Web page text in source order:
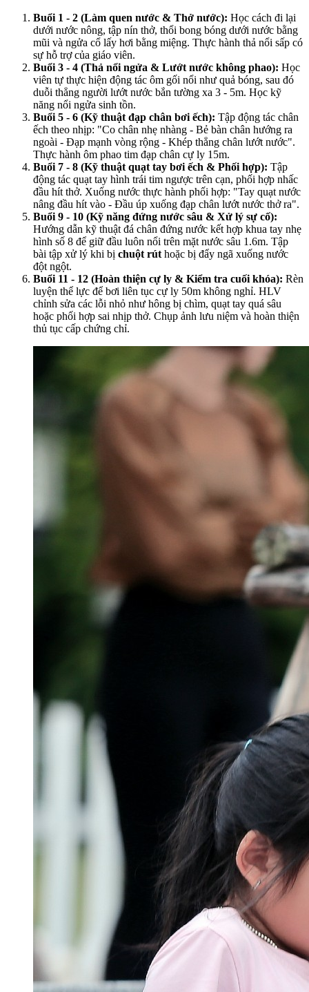
Buổi 1 - 2 (Làm quen nước & Thở nước): Học cách đi lại
dưới nước nông, tập nín thở, thổi bong bóng dưới nước bằng
mũi và ngửa cổ lấy hơi bằng miệng. Thực hành thả nổi sấp có
sự hỗ trợ của giáo viên.
Buổi 3 - 4 (Thả nổi ngửa & Lướt nước không phao): Học
viên tự thực hiện động tác ôm gối nổi như quả bóng, sau đó
duỗi thẳng người lướt nước bắn tường xa 3 - 5m. Học kỹ
năng nổi ngửa sinh tồn.
Buổi 5 - 6 (Kỹ thuật đạp chân bơi ếch): Tập động tác chân
ếch theo nhịp: "Co chân nhẹ nhàng - Bẻ bàn chân hướng ra
ngoài - Đạp mạnh vòng rộng - Khép thẳng chân lướt nước".
Thực hành ôm phao tim đạp chân cự ly 15m.
Buổi 7 - 8 (Kỹ thuật quạt tay bơi ếch & Phối hợp): Tập
động tác quạt tay hình trái tim ngược trên cạn, phối hợp nhấc
đầu hít thở. Xuống nước thực hành phối hợp: "Tay quạt nước
nâng đầu hít vào - Đầu úp xuống đạp chân lướt nước thở ra".
Buổi 9 - 10 (Kỹ năng đứng nước sâu & Xử lý sự cố):
Hướng dẫn kỹ thuật đá chân đứng nước kết hợp khua tay nhẹ
hình số 8 để giữ đầu luôn nổi trên mặt nước sâu 1.6m. Tập
bài tập xử lý khi bị chuột rút hoặc bị đẩy ngã xuống nước
đột ngột.
Buổi 11 - 12 (Hoàn thiện cự ly & Kiểm tra cuối khóa): Rèn
luyện thể lực để bơi liên tục cự ly 50m không nghỉ. HLV
chỉnh sửa các lỗi nhỏ như hông bị chìm, quạt tay quá sâu
hoặc phối hợp sai nhịp thở. Chụp ảnh lưu niệm và hoàn thiện
thủ tục cấp chứng chỉ.